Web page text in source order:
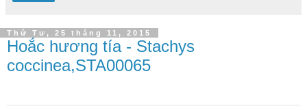
Thứ Tư, 25 tháng 11, 2015
Hoắc hương tía - Stachys
coccinea,STA00065